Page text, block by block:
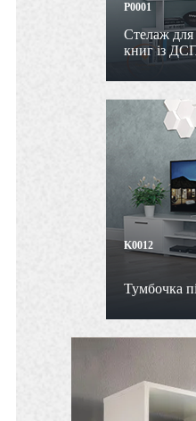
P0001
Стелаж для
книг із
K0012
Тумбочка